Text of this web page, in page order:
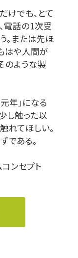
けでも、とて
電話の1次受
。または先ほ
はや人間が
のような製
年」になる
し触った以
れてほしい。
である。
コンセプト